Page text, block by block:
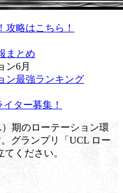
攻略はこちら！
まとめ
ン6月
ン最強ランキング
ター募集！
期のローテーション環
グランプリ「UCL ロー
ください。